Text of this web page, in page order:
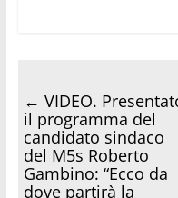
← VIDEO.
il programma del
candidato sindaco
del M5s Roberto
Gambino: “Ecco da
dove partirà la